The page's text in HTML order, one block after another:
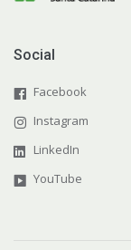
Social
Facebook
Instagram
LinkedIn
YouTube